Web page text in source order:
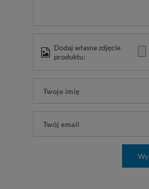
Dodaj własne zdjęcie
produktu:
Twoje imię
Twój email